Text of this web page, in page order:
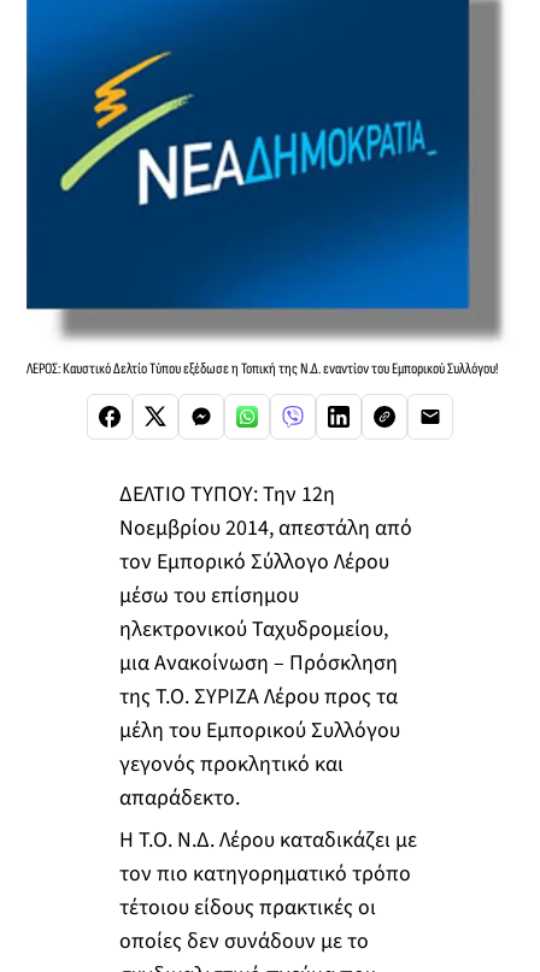
ΛΕΡΟΣ: Καυστικό Δελτίο Τύπου εξέδωσε η Τοπική της Ν.Δ. εναντίον του Εμπορικού Συλλόγου!
ΔΕΛΤΙΟ ΤΥΠΟΥ: Την 12η
Νοεμβρίου 2014, απεστάλη από
τον Εμπορικό Σύλλογο Λέρου
μέσω του επίσημου
ηλεκτρονικού Ταχυδρομείου,
μια Ανακοίνωση – Πρόσκληση
της Τ.Ο. ΣΥΡΙΖΑ Λέρου προς τα
μέλη του Εμπορικού Συλλόγου
γεγονός προκλητικό και
απαράδεκτο.
Η Τ.Ο. Ν.Δ. Λέρου καταδικάζει με
τον πιο κατηγορηματικό τρόπο
τέτοιου είδους πρακτικές οι
οποίες δεν συνάδουν με το